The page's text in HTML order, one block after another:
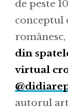
de peste
conceptul
din
virtual
autorul